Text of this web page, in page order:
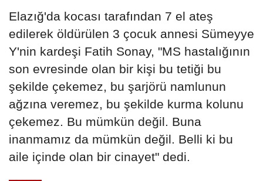
Elazığ'da kocası tarafından 7 el ateş
edilerek öldürülen 3 çocuk annesi Sümeyye
Y'nin kardeşi Fatih Sonay, "MS hastalığının
son evresinde olan bir kişi bu tetiği bu
şekilde çekemez, bu şarjörü namlunun
ağzına veremez, bu şekilde kurma kolunu
çekemez. Bu mümkün değil. Buna
inanmamız da mümkün değil. Belli ki bu
aile içinde olan bir cinayet" dedi.